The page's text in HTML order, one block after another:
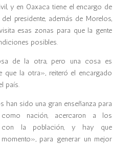
y en Oaxaca tiene el encargo de
presidente, además de Morelos,
esas zonas para que la gente
posibles.
de la otra, pero una cosa es
que la otra», reiteró el encargado
país.
han sido una gran enseñanza para
nación, acercaron a los
con la población, y hay que
para generar un mejor